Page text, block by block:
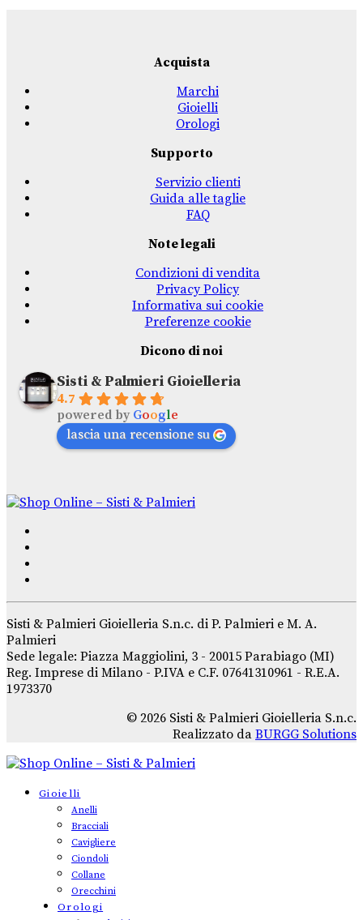
Acquista
Marchi
Gioielli
Orologi
Supporto
Servizio clienti
Guida alle taglie
FAQ
Note legali
Condizioni di vendita
Privacy Policy
Informativa sui cookie
Preferenze cookie
Dicono di noi
Sisti & Palmieri Gioielleria
4.7
powered by Google
lascia una recensione su
Sisti & Palmieri Gioielleria S.n.c. di P. Palmieri e M. A.
Palmieri
Sede legale: Piazza Maggiolini, 3 - 20015 Parabiago (MI)
Reg. Imprese di Milano - P.IVA e C.F. 07641310961 - R.E.A.
1973370
© 2026 Sisti & Palmieri Gioielleria S.n.c.
Realizzato da BURGG Solutions
Gioielli
Anelli
Bracciali
Cavigliere
Ciondoli
Collane
Orecchini
Orologi